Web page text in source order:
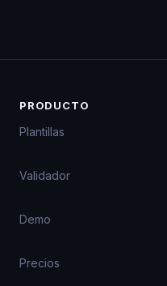
PRODUCTO
Plantillas
Validador
Demo
Precios